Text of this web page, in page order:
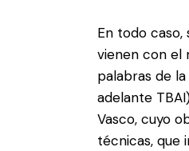
En todo
vienen con el
palabras de
adelante
Vasco, cuyo
técnicas, que